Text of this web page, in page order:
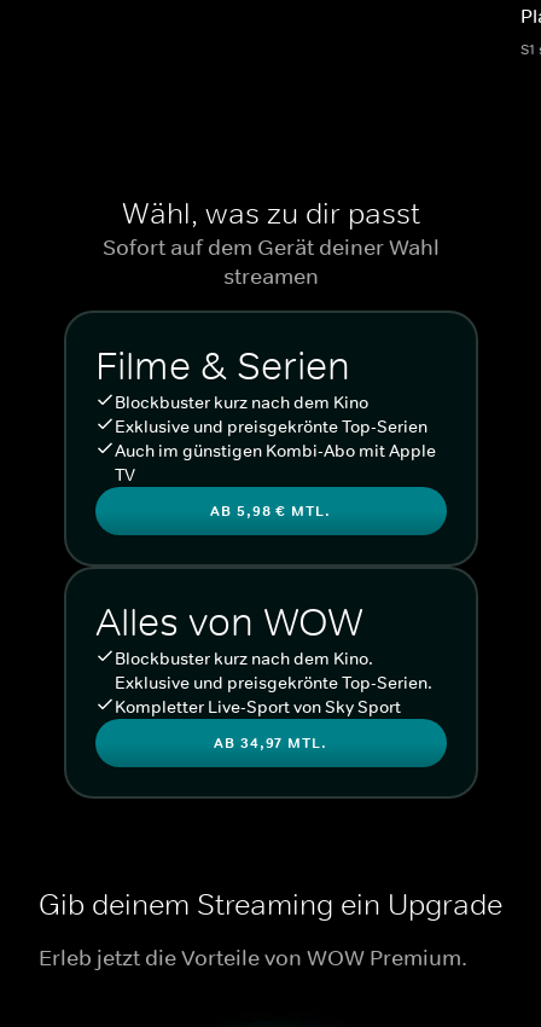
Wähl, was zu dir passt
Sofort auf dem Gerät deiner Wahl
streamen
Filme & Serien
Blockbuster kurz nach dem Kino
Exklusive und preisgekrönte Top-Serien
Auch im günstigen Kombi-Abo mit Apple
TV
AB 5,98 € MTL.
Alles von WOW
Blockbuster kurz nach dem Kino.
Exklusive und preisgekrönte Top-Serien.
Kompletter Live-Sport von Sky Sport
AB 34,97 MTL.
Gib deinem Streaming ein Upgrade
Erleb jetzt die Vorteile von WOW Premium.